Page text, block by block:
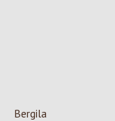
Bergila